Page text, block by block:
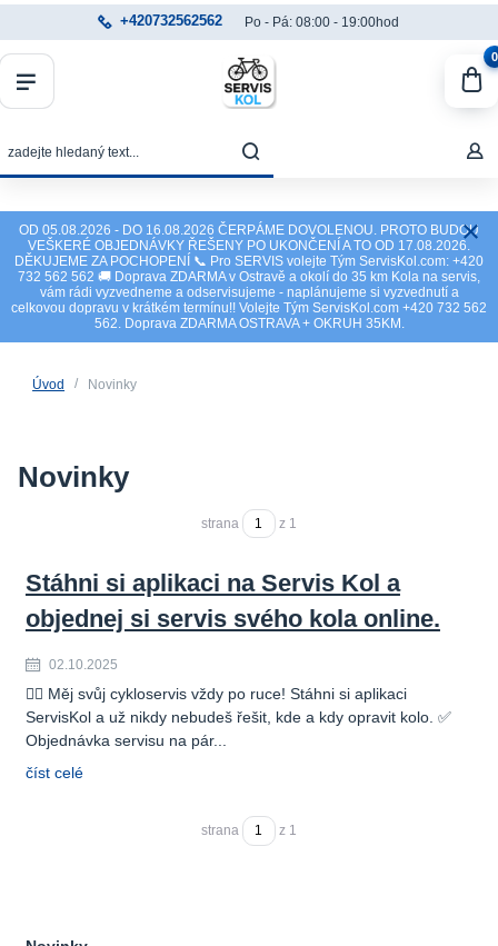
OD 05.08.2026 - DO 16.08.2026 ČERPÁME DOVOLENOU. PROTO BUDOU
VEŠKERÉ OBJEDNÁVKY ŘEŠENY PO UKONČENÍ A TO OD 17.08.2026.
DĚKUJEME ZA POCHOPENÍ 📞 Pro SERVIS volejte Tým ServisKol.com: +420
732 562 562 🚚 Doprava ZDARMA v Ostravě a okolí do 35 km Kola na servis,
vám rádi vyzvedneme a odservisujeme - naplánujeme si vyzvednutí a
celkovou dopravu v krátkém termínu!! Volejte Tým ServisKol.com +420 732 562
562. Doprava ZDARMA OSTRAVA + OKRUH 35KM.
+420732562562 Po - Pá: 08:00 - 19:00hod
0
Úvod Novinky
Novinky
strana z 1
Stáhni si aplikaci na Servis Kol a
objednej si servis svého kola online.
02.10.2025
🚴‍♂️ Měj svůj cykloservis vždy po ruce! Stáhni si aplikaci
ServisKol a už nikdy nebudeš řešit, kde a kdy opravit kolo. ✅
Objednávka servisu na pár...
číst celé
strana z 1